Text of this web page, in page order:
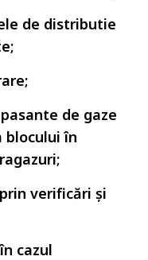
de distributie
de gaze
blocului în
verificări și
cazul